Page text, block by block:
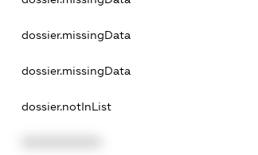
dossier.missingData
dossier.missingData
dossier.notInList